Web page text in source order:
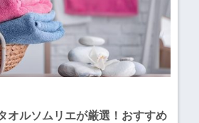
オルソムリエが厳選！おすすめ